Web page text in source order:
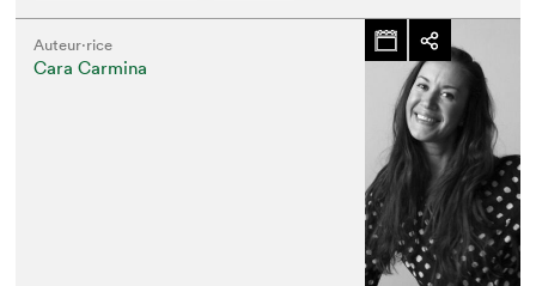
Auteur·rice
Cara Carmina